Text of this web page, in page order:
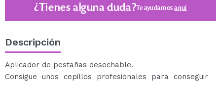
¿Tienes alguna duda?Te ayudamosaquí
Descripción
Aplicador de pestañas desechable.
Consigue unos cepillos profesionales para conseguir